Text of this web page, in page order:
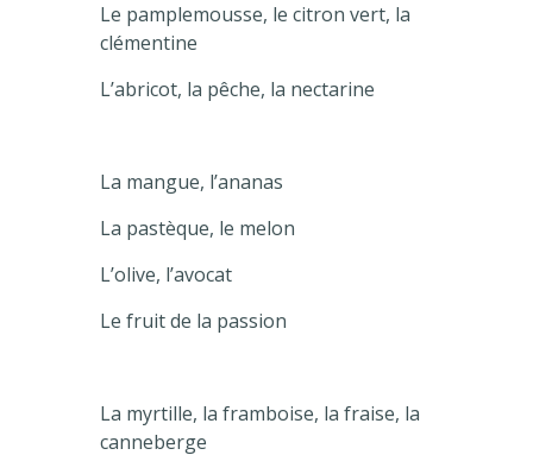
Le pamplemousse, le citron vert, la
clémentine
L’abricot, la pêche, la nectarine
La mangue, l’ananas
La pastèque, le melon
L’olive, l’avocat
Le fruit de la passion
La myrtille, la framboise, la fraise, la
canneberge